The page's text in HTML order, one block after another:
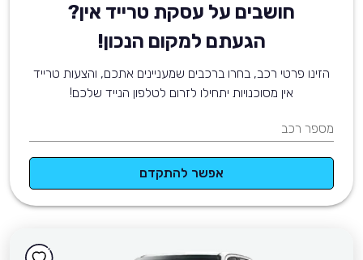
חושבים על עסקת טרייד אין?
הגעתם למקום הנכון!
הזינו פרטי רכב, בחרו ברכבים שמעניינים אתכם, והצעות טרייד
אין מסוכנויות יתחילו לזרום לטלפון הנייד שלכם!
מספר רכב
אפשר להתקדם